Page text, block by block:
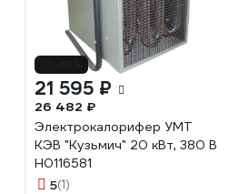
21 595 ₽
26 482 ₽
Электрокалорифер УМТ
КЭВ "Кузьмич" 20 кВт, 380 В
Н0116581
5(1)